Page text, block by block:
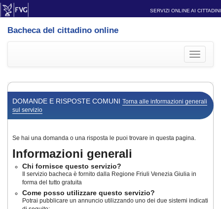
SERVIZI ONLINE AI CITTADINI
Bacheca del cittadino online
Toggle
DOMANDE E RISPOSTE COMUNI Torna alle informazioni generali
sul servizio
Se hai una domanda o una risposta le puoi trovare in questa pagina.
Informazioni generali
Chi fornisce questo servizio?
Il servizio bacheca è fornito dalla Regione Friuli Venezia Giulia in
forma del tutto gratuita
Come posso utilizzare questo servizio?
Potrai pubblicare un annuncio utilizzando uno dei due sistemi indicati